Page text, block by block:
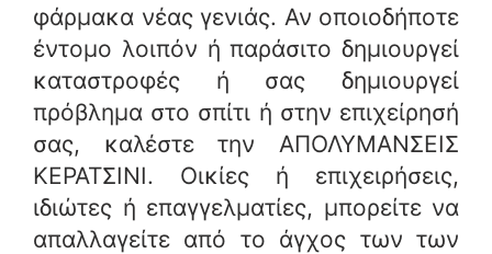
φάρμακα νέας γενιάς. Αν οποιοδήποτε
έντομο λοιπόν ή παράσιτο δημιουργεί
καταστροφές ή σας δημιουργεί
πρόβλημα στο σπίτι ή στην επιχείρησή
σας, καλέστε την ΑΠΟΛΥΜΑΝΣΕΙΣ
ΚΕΡΑΤΣΙΝΙ. Οικίες ή επιχειρήσεις,
ιδιώτες ή επαγγελματίες, μπορείτε να
απαλλαγείτε από το άγχος των των